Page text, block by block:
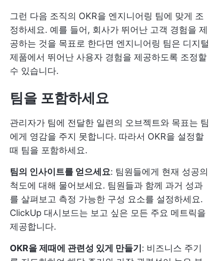
그런 다음 조직의 OKR을 엔지니어링 팀에 맞게 조
정하세요. 예를 들어, 회사가 뛰어난 고객 경험을 제
공하는 것을 목표로 한다면 엔지니어링 팀은 디지털
제품에서 뛰어난 사용자 경험을 제공하도록 조정할
수 있습니다.
팀을 포함하세요
관리자가 팀에 전달한 일련의 오브젝트와 목표는 팀
에게 영감을 주지 못합니다. 따라서 OKR을 설정할
때 팀을 포함하세요.
팀의 인사이트를 얻으세요: 팀원들에게 현재 성공의
척도에 대해 물어보세요. 팀원들과 함께 과거 성과
를 살펴보고 측정 가능한 구성 요소를 설정하세요.
ClickUp 대시보드는 보고 싶은 모든 주요 메트릭을
제공합니다.
OKR을 제때에 관련성 있게 만들기 : 비즈니스 주기